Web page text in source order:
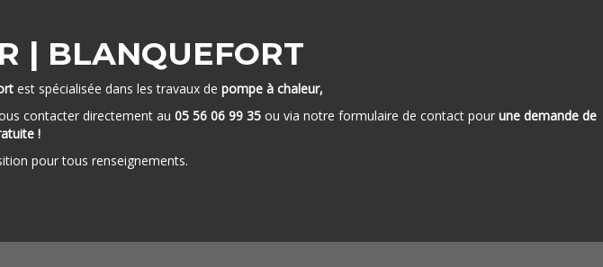
| BLANQUEFORT
est spécialisée dans les travaux de pompe à chaleur,
contacter directement au 05 56 06 99 35 ou via notre formulaire de contact pour une demande de
!
pour tous renseignements.